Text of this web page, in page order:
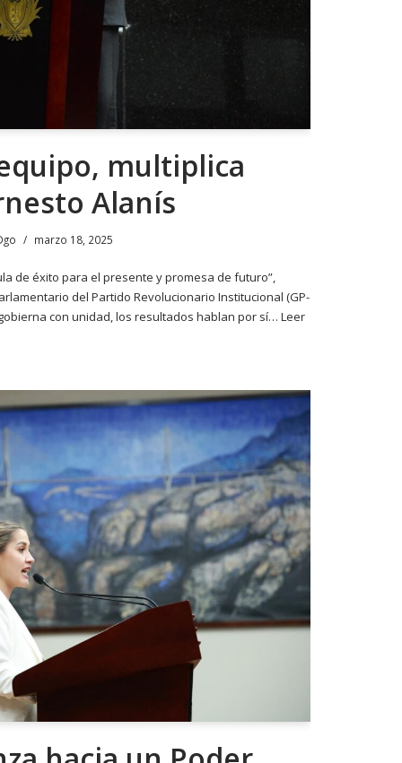
multiplica
Alanís
marzo 18, 2025
de éxito para el presente y promesa de futuro”,
del Partido Revolucionario Institucional (GP-
con unidad, los resultados hablan por sí… Leer